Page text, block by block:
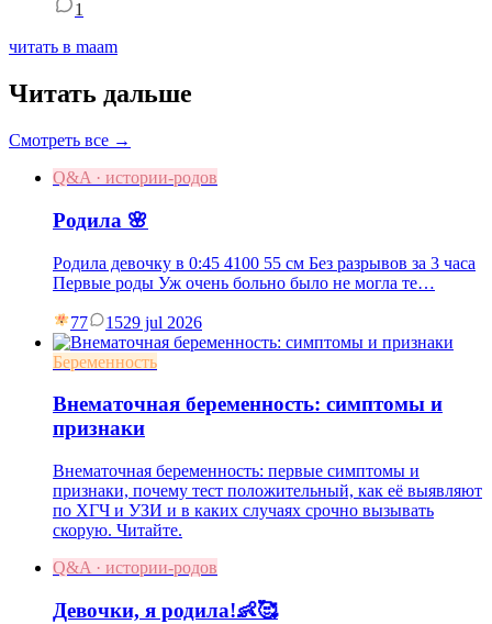
1
читать в maam
Читать дальше
Смотреть все →
Q&A · истории-родов
Родила 🌸
Родила девочку в 0:45 4100 55 см Без разрывов за 3 часа
Первые роды Уж очень больно было не могла те…
77 1529 jul 2026
Беременность
Внематочная беременность: симптомы и
признаки
Внематочная беременность: первые симптомы и
признаки, почему тест положительный, как её выявляют
по ХГЧ и УЗИ и в каких случаях срочно вызывать
скорую. Читайте.
Q&A · истории-родов
Девочки, я родила!👶🥰